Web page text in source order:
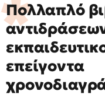
Πολλαπλό
επείγοντα